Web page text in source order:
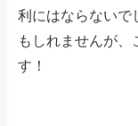
利にはならないで
もしれませんが、
す！